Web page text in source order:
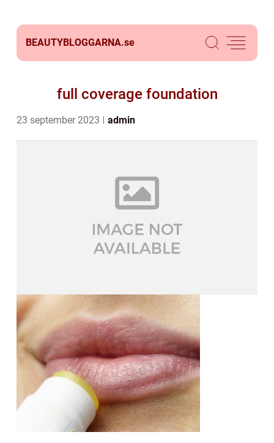
BEAUTYBLOGGARNA.se
full coverage foundation
23 september 2023 admin